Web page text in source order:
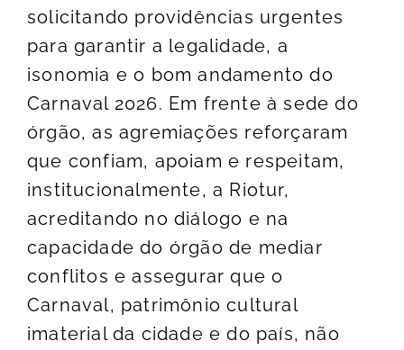
solicitando providências urgentes
para garantir a legalidade, a
isonomia e o bom andamento do
Carnaval 2026. Em frente à sede do
órgão, as agremiações reforçaram
que confiam, apoiam e respeitam,
institucionalmente, a Riotur,
acreditando no diálogo e na
capacidade do órgão de mediar
conflitos e assegurar que o
Carnaval, patrimônio cultural
imaterial da cidade e do país, não